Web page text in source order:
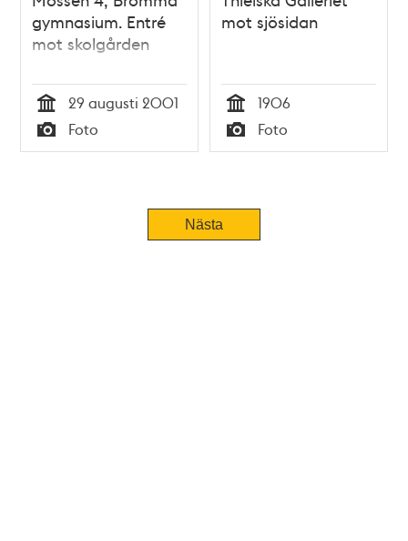
gymnasium. Entré
mot skolgården
Tid
29 augusti 2001
Typ
Foto
mot sjösidan
Tid
1906
Typ
Foto
Nästa